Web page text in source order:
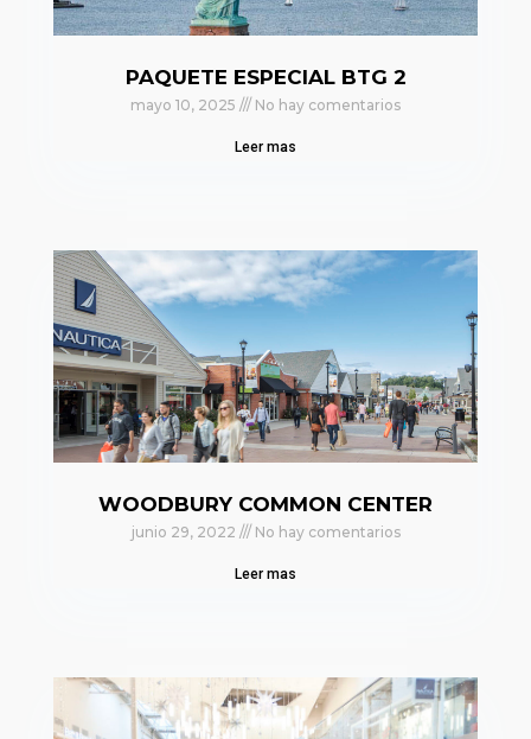
PAQUETE ESPECIAL BTG 2
mayo 10, 2025 No hay comentarios
Leer mas
WOODBURY COMMON CENTER
junio 29, 2022 No hay comentarios
Leer mas